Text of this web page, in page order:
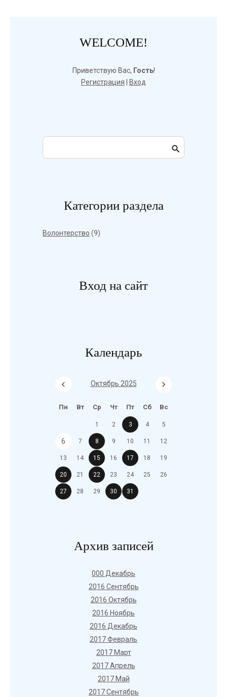
WELCOME!
Приветствую Вас, Гость!
Регистрация
Вход
Категории раздела
Волонтерство (9)
Вход на сайт
Календарь
Октябрь 2025
Пн Вт Ср Чт Пт Сб Вс
1 2 3 4 5
6 7 8 9 10 11 12
13 14 15 16 17 18 19
20 21 22 23 24 25 26
27 28 29 30 31
Архив записей
000 Декабрь
2016 Сентябрь
2016 Октябрь
2016 Ноябрь
2016 Декабрь
2017 Февраль
2017 Март
2017 Апрель
2017 Май
2017 Сентябрь